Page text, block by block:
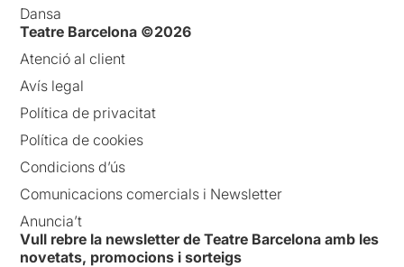
Dansa
Teatre Barcelona ©2026
Atenció al client
Avís legal
Política de privacitat
Política de cookies
Condicions d’ús
Comunicacions comercials i Newsletter
Anuncia’t
Vull rebre la newsletter de Teatre Barcelona amb les
novetats, promocions i sorteigs